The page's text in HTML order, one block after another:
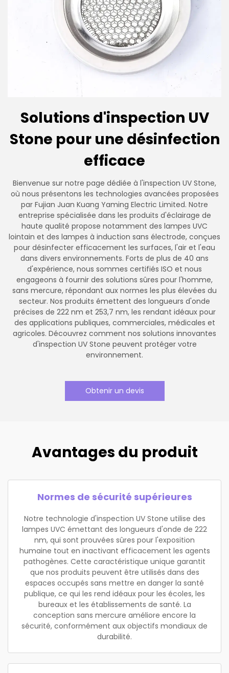
Solutions d'inspection UV
Stone pour une désinfection
efficace
Bienvenue sur notre page dédiée à l'inspection UV Stone,
où nous présentons les technologies avancées proposées
par Fujian Juan Kuang Yaming Electric Limited. Notre
entreprise spécialisée dans les produits d'éclairage de
haute qualité propose notamment des lampes UVC
lointain et des lampes à induction sans électrode, conçues
pour désinfecter efficacement les surfaces, l'air et l'eau
dans divers environnements. Forts de plus de 40 ans
d'expérience, nous sommes certifiés ISO et nous
engageons à fournir des solutions sûres pour l'homme,
sans mercure, répondant aux normes les plus élevées du
secteur. Nos produits émettent des longueurs d'onde
précises de 222 nm et 253,7 nm, les rendant idéaux pour
des applications publiques, commerciales, médicales et
agricoles. Découvrez comment nos solutions innovantes
d'inspection UV Stone peuvent protéger votre
environnement.
Obtenir un devis
Avantages du produit
Normes de sécurité supérieures
Notre technologie d'inspection UV Stone utilise des
lampes UVC émettant des longueurs d'onde de 222
nm, qui sont prouvées sûres pour l'exposition
humaine tout en inactivant efficacement les agents
pathogènes. Cette caractéristique unique garantit
que nos produits peuvent être utilisés dans des
espaces occupés sans mettre en danger la santé
publique, ce qui les rend idéaux pour les écoles, les
bureaux et les établissements de santé. La
conception sans mercure améliore encore la
sécurité, conformément aux objectifs mondiaux de
durabilité.